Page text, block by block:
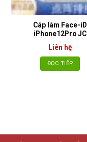
Cáp làm Face-iD
iPhone12Pro JC
Liên hệ
ĐỌC TIẾP